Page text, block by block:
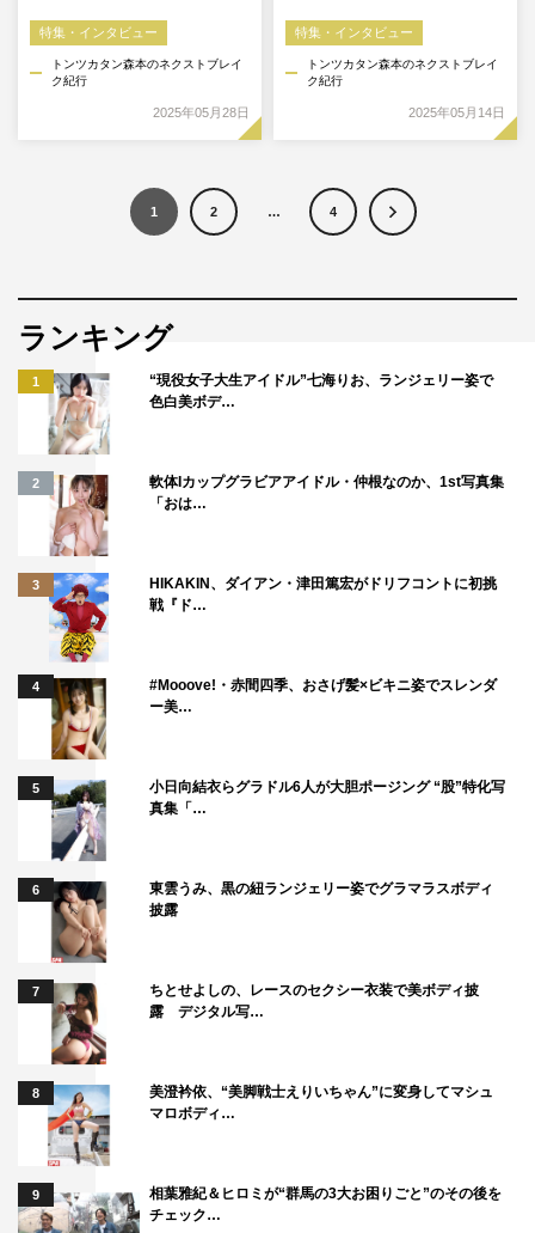
特集・インタビュー
トンツカタン森本のネクストブレイ
ク紀行
2025年05月28日
特集・インタビュー
トンツカタン森本のネクストブレイ
ク紀行
2025年05月14日
1 2 … 4
ランキング
1
“現役女子大生アイドル”七海りお、ランジェリー姿で
色白美ボデ…
2
軟体Iカップグラビアアイドル・仲根なのか、1st写真集
「おは…
3
HIKAKIN、ダイアン・津田篤宏がドリフコントに初挑
戦『ド…
4
#Mooove!・赤間四季、おさげ髪×ビキニ姿でスレンダ
ー美…
5
小日向結衣らグラドル6人が大胆ポージング “股”特化写
真集「…
6
東雲うみ、黒の紐ランジェリー姿でグラマラスボディ
披露
7
ちとせよしの、レースのセクシー衣装で美ボディ披
露 デジタル写…
8
美澄衿依、“美脚戦士えりいちゃん”に変身してマシュ
マロボディ…
9
相葉雅紀＆ヒロミが“群馬の3大お困りごと”のその後を
チェック…